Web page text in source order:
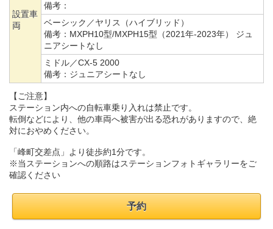
設置車
両
備考：
ベーシック／ヤリス（ハイブリッド）
備考： MXPH10型/MXPH15型（2021年-2023年） ジュ
ニアシートなし
ミドル／CX-5 2000
備考： ジュニアシートなし
【ご注意】
ステーション内への自転車乗り入れは禁止です。
転倒などにより、他の車両へ被害が出る恐れがありますので、絶
対におやめください。
「峰町交差点」より徒歩約1分です。
※当ステーションへの順路はステーションフォトギャラリーをご
確認ください
予約